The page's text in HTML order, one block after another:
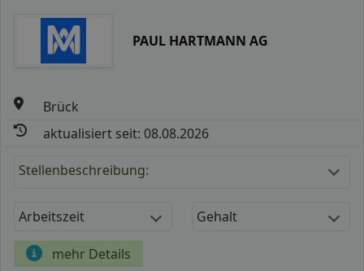
PAUL HARTMANN AG
Brück
aktualisiert seit: 08.08.2026
Stellenbeschreibung:
Arbeitszeit Gehalt
mehr Details